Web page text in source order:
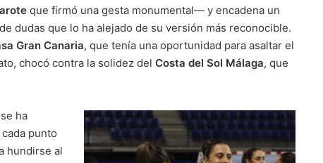
que firmó una gesta monumental— y encadena un
dudas que lo ha alejado de su versión más reconocible.
Gran Canaria, que tenía una oportunidad para asaltar el
chocó contra la solidez delCosta del Sol Málaga, que
ha
punto
hundirse al